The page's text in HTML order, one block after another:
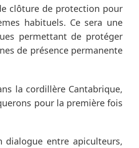
clôture de protection pour
habituels. Ce sera une
permettant de protéger
de présence permanente
la cordillère Cantabrique,
pour la première fois
entre apiculteurs,